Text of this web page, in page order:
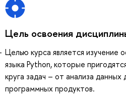
Цель освоения
Целью курса является изучение
языка Python, которые
круга задач – от анализа
программных продуктов.